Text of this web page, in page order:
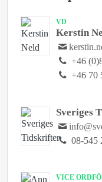
VD
Kerstin
+46
+46 70
Sveriges
08-545
VICE